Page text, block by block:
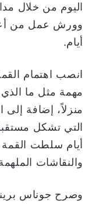
اليوم من خلال
وورش عمل من
أيام.
انصب اهتمام
مهمة مثل ما
منزلاً، إضافة
التي تشكل
أيام سلطت القمة
والنقاشات
وصرح جوناس